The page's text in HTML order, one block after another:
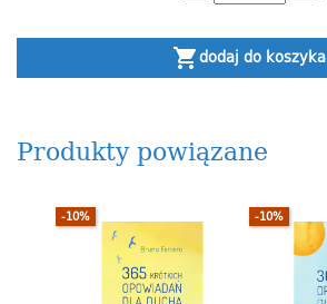
shopping_cartdodaj do koszyka
Produkty powiązane
-10% -10%